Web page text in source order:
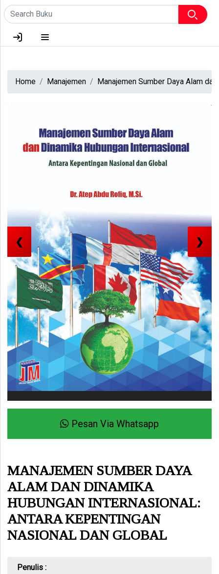
HOME
LOGIN
Home Manajemen Manajemen Sumber Daya Alam
❮ ❯
Pesan Via Whatsapp
MANAJEMEN SUMBER DAYA
ALAM DAN DINAMIKA
HUBUNGAN INTERNASIONAL:
ANTARA KEPENTINGAN
NASIONAL DAN GLOBAL
Penulis :